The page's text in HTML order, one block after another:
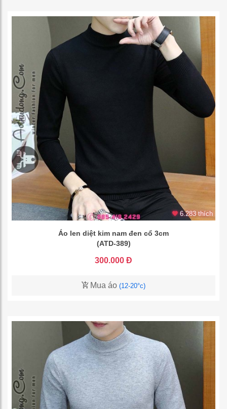
6.283 thích
Áo len diệt kim nam đen cổ 3cm
(ATD-389)
300.000 Đ
Mua áo (12-20°c)